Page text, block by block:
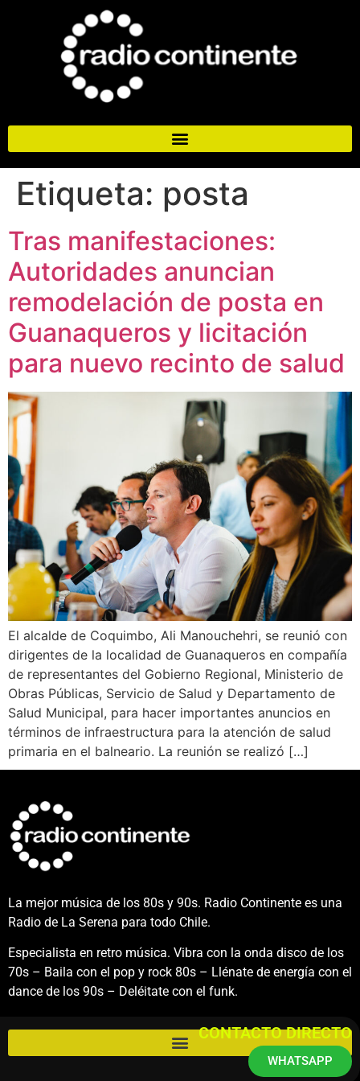
Etiqueta: posta
Tras manifestaciones:
Autoridades anuncian
remodelación de posta en
Guanaqueros y licitación
para nuevo recinto de salud
El alcalde de Coquimbo, Ali Manouchehri, se reunió con
dirigentes de la localidad de Guanaqueros en compañía
de representantes del Gobierno Regional, Ministerio de
Obras Públicas, Servicio de Salud y Departamento de
Salud Municipal, para hacer importantes anuncios en
términos de infraestructura para la atención de salud
primaria en el balneario. La reunión se realizó […]
La mejor música de los 80s y 90s. Radio Continente es una
Radio de La Serena para todo Chile.
Especialista en retro música. Vibra con la onda disco de los
70s – Baila con el pop y rock 80s – Llénate de energía con el
dance de los 90s – Deléitate con el funk.
CONTACTO DIRECTO
WHATSAPP